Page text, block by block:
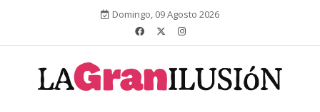
Domingo, 09 Agosto 2026